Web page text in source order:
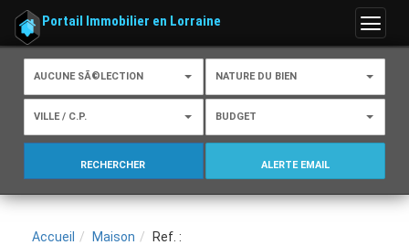
Menu
Portail Immobilier en Lorraine
AUCUNE SÃ©LECTION NATURE DU BIEN
VILLE / C.P. BUDGET
RECHERCHER ALERTE EMAIL
Accueil Maison Ref. :